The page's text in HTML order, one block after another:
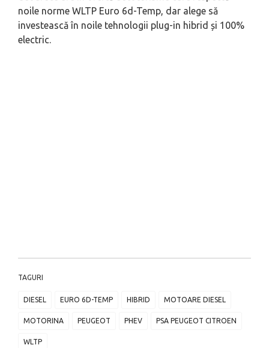
noile norme WLTP Euro 6d-Temp, dar alege să
investească în noile tehnologii plug-in hibrid și 100%
electric.
TAGURI
DIESEL EURO 6D-TEMP HIBRID MOTOARE DIESEL
MOTORINA PEUGEOT PHEV PSA PEUGEOT CITROEN
WLTP